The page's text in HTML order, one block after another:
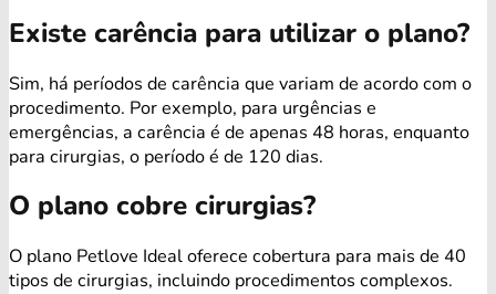
Existe carência para utilizar o plano?
Sim, há períodos de carência que variam de acordo com o
procedimento. Por exemplo, para urgências e
emergências, a carência é de apenas 48 horas, enquanto
para cirurgias, o período é de 120 dias.
O plano cobre cirurgias?
O plano Petlove Ideal oferece cobertura para mais de 40
tipos de cirurgias, incluindo procedimentos complexos.